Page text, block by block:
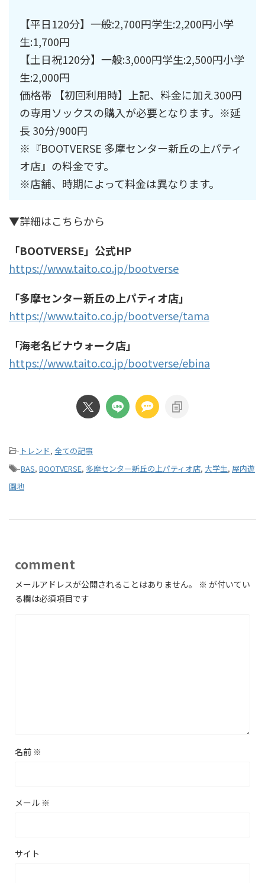
【平日120分】一般:2,700円学生:2,200円小学
生:1,700円
【土日祝120分】一般:3,000円学生:2,500円小学
生:2,000円
価格帯 【初回利用時】上記、料金に加え300円
の専用ソックスの購入が必要となります。※延
⾧ 30分/900円
※『BOOTVERSE 多摩センター新丘の上パティ
オ店』の料金です。
※店舗、時期によって料金は異なります。
▼詳細はこちらから
「BOOTVERSE」公式HP
https://www.taito.co.jp/bootverse
「多摩センター新丘の上パティオ店」
https://www.taito.co.jp/bootverse/tama
「海老名ビナウォーク店」
https://www.taito.co.jp/bootverse/ebina
- トレンド, 全ての記事
-BAS, BOOTVERSE, 多摩センター新丘の上パティオ店, 大学生, 屋内遊
園地
comment
メールアドレスが公開されることはありません。 ※ が付いてい
る欄は必須項目です
名前 ※
メール ※
サイト